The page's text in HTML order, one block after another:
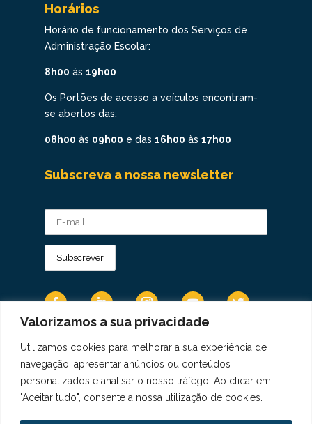
Valorizamos a sua privacidade
Utilizamos cookies para melhorar a sua experiência de
navegação, apresentar anúncios ou conteúdos
personalizados e analisar o nosso tráfego. Ao clicar em
"Aceitar tudo", consente a nossa utilização de cookies.
Horários
Horário de funcionamento dos Serviços de
Administração Escolar:
8h00 às 19h00
Os Portões de acesso a veículos encontram-
se abertos das:
08h00 às 09h00 e das 16h00 às 17h00
Subscreva a nossa newsletter
Os Dados Pessoais são tratados de acordo
com a Diretiva 95/46/CE do Regulamento
Geral sobre a Proteção de Dados.
Copyright © 2021 Real Colégio de Portugal.
Todos os direitos revervados. Conheça a nossa